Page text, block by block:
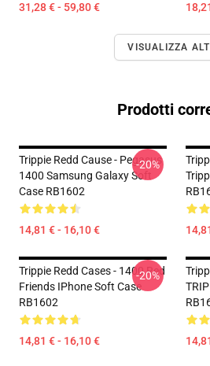
31,28 € - 59,80 €
VISUALIZZA
Prodotti
Trippie Redd Cause - Pegasus
1400 Samsung Galaxy Soft
Case RB1602
14,81 € - 16,10 €
-20%
Trippie Redd Cases - 1400 Red
Friends IPhone Soft Case
RB1602
14,81 € - 16,10 €
-20%